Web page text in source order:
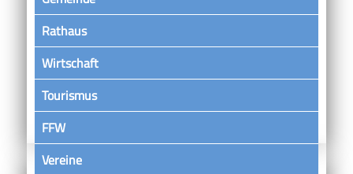
Rathaus
Wirtschaft
Tourismus
FFW
VereineSatzungen